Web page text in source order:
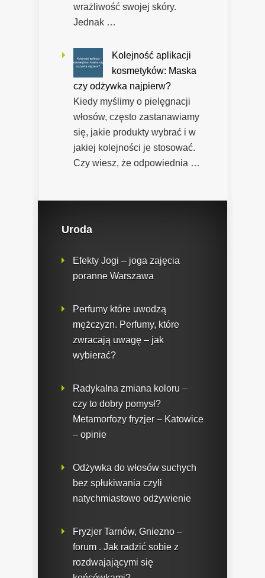
wrażliwość swojej skóry.
Jednak …
Kolejność aplikacji
kosmetyków: Maska
czy odżywka najpierw?
Kiedy myślimy o pielęgnacji
włosów, często zastanawiamy
się, jakie produkty wybrać i w
jakiej kolejności je stosować.
Czy wiesz, że odpowiednia …
Uroda
Efekty Jogi – joga zajęcia
poranne Warszawa
Perfumy które uwodzą
mężczyzn. Perfumy, które
zwracają uwagę – jak
wybierać?
Radykalna zmiana koloru –
czy to dobry pomysł?
Metamorfozy fryzjer – Katowice
– opinie
Odżywka do włosów suchych
bez spłukiwania czyli
natychmiastowo odżywienie
Fryzjer Tarnów, Gniezno –
forum . Jak radzić sobie z
rozdwajającymi się